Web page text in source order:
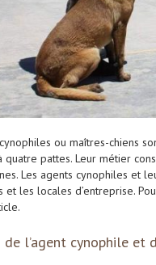
ou maîtres-chiens
quatre pattes. Leur métier
Les agents cynophiles et
et les locales d’entreprise.
de l’agent cynophile et